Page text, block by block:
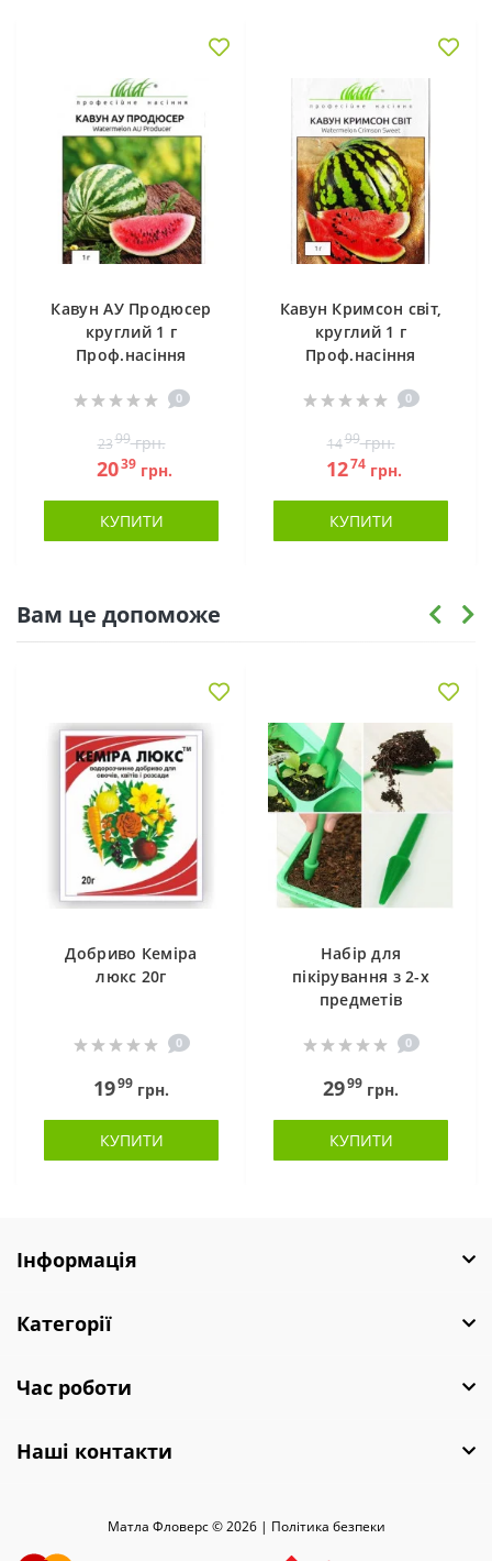
Кавун АУ Продюсер
круглий 1 г
Проф.насіння
0
2399грн.
2039грн.
КУПИТИ
Кавун Кримсон світ,
круглий 1 г
Проф.насіння
0
1499грн.
1274грн.
КУПИТИ
Вам це допоможе
Добриво Кеміра
люкс 20г
0
1999 грн.
КУПИТИ
Набір для
пікірування з 2-х
предметів
0
2999 грн.
КУПИТИ
Інформація
Категорії
Час роботи
Наші контакти
Матла Фловерс © 2026 | Полiтика безпеки